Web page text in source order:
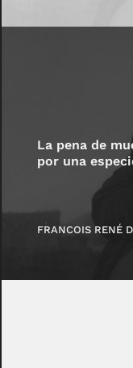
La pena de
por una
FRANCOIS RENÉ